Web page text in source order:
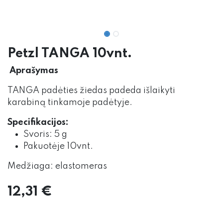
Petzl TANGA 10vnt.
Aprašymas
TANGA padėties žiedas padeda išlaikyti
karabiną tinkamoje padėtyje.
Specifikacijos:
Svoris: 5 g
Pakuotėje 10vnt.
Medžiaga: elastomeras
12,31 €